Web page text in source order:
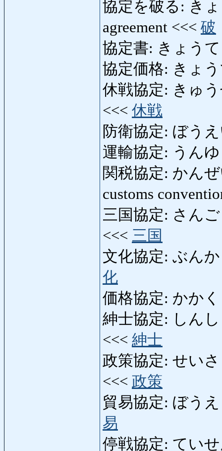
協定を破る: き
agreement <<< 破
協定書: きょう
協定価格: きょ
休戦協定: きゅう
<<< 休戦
防衛協定: ぼう
運輸協定: うん
関税協定: かん
customs
三国協定: さん
<<< 三国
文化協定: ぶん
化
価格協定: かか
紳士協定: しんし
<<< 紳士
政策協定: せいさ
<<< 政策
貿易協定: ぼう
易
停戦協定: てい